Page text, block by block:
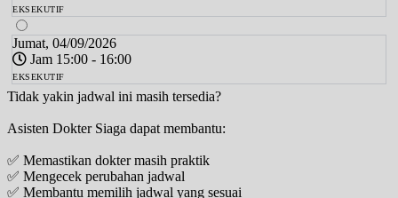
EKSEKUTIF
Jumat, 04/09/2026
Jam 15:00 - 16:00
EKSEKUTIF
Tidak yakin jadwal ini masih tersedia?
Asisten Dokter Siaga dapat membantu:
✅ Memastikan dokter masih praktik
✅ Mengecek perubahan jadwal
✅ Membantu memilih jadwal yang sesuai